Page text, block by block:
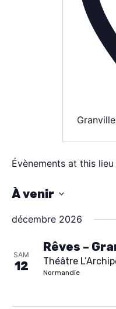
À
Granville
Évènements at this lieu
À venir
e
décembre 2026
SAM
12
Rêves –
Théâtre
Normandie